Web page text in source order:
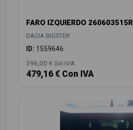
FARO IZQUIERDO 260603515R
DACIA BIGSTER
ID: 1559646
396,00 € Sin IVA
479,16 € Con IVA